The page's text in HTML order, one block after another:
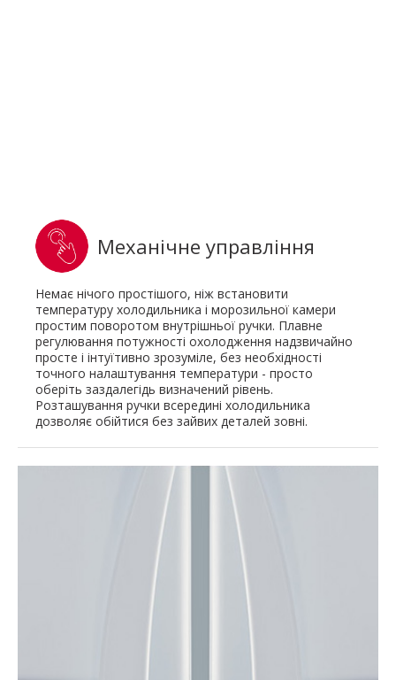
Механічне управління
Немає нічого простішого, ніж встановити
температуру холодильника і морозильної камери
простим поворотом внутрішньої ручки. Плавне
регулювання потужності охолодження надзвичайно
просте і інтуїтивно зрозуміле, без необхідності
точного налаштування температури - просто
оберіть заздалегідь визначений рівень.
Розташування ручки всередині холодильника
дозволяє обійтися без зайвих деталей зовні.